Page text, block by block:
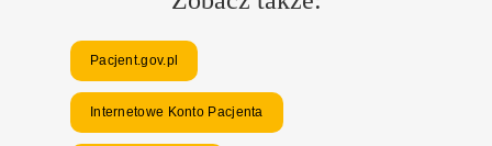
Pacjent.gov.pl
Internetowe Konto Pacjenta